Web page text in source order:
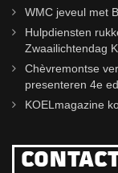
WMC jeveul met
Hulpdiensten
Zwaailichtendag
Chèvremontse
presenteren 4e
KOELmagazine